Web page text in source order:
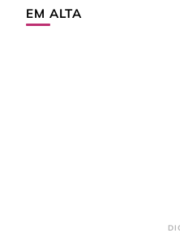
EM ALTA